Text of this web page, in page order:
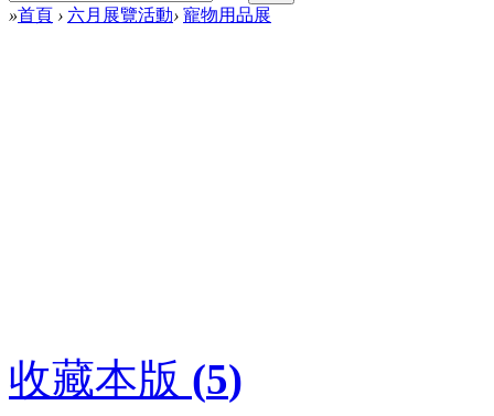
»首頁 › 六月展覽活動› 寵物用品展
收藏本版 (5)